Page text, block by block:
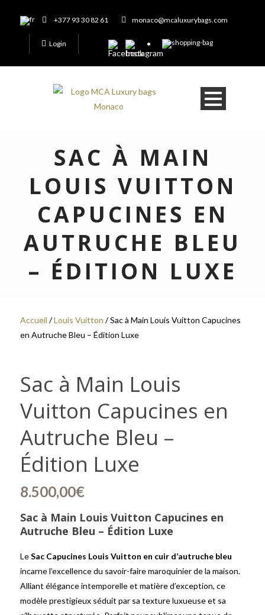
+377 93 30 82 61 monaco@mcaluxurybags.com
Login
SAC À MAIN
LOUIS VUITTON
CAPUCINES EN
AUTRUCHE BLEU
– ÉDITION LUXE
Accueil /Louis Vuitton / Sac à Main Louis Vuitton Capucines
en Autruche Bleu – Édition Luxe
Sac à Main Louis
Vuitton Capucines en
Autruche Bleu –
Édition Luxe
8.500,00€
Sac à Main Louis Vuitton Capucines en
Autruche Bleu – Édition Luxe
LeSac Capucines Louis Vuitton en cuir d’autruche bleu
incarne l’excellence du savoir-faire maroquinier de la maison.
Alliant élégance intemporelle et matière d’exception, ce
modèle prestigieux séduit par sa texture luxueuse et sa